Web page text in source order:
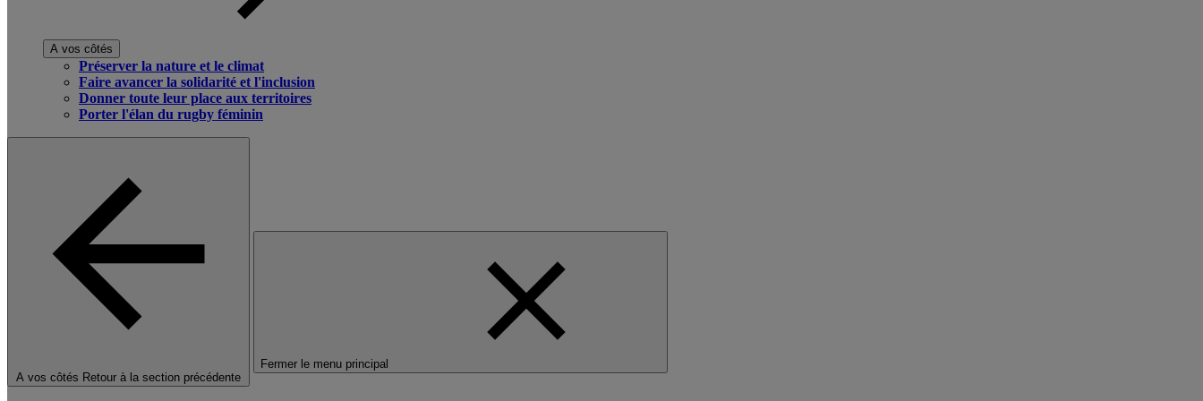
A vos côtés
Préserver la nature et le climat
Faire avancer la solidarité et l'inclusion
Donner toute leur place aux territoires
Porter l'élan du rugby féminin
A vos côtés Retour à la section précédente
Fermer le menu principal